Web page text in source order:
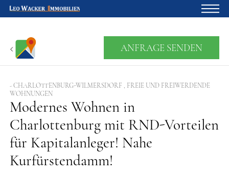
Startseite
Für Eigentümer
Über uns
Blog
Projektentwicklung
Kreditrechner
Kontakte
ANFRAGE SENDEN
- CHARLOTTENBURG-WILMERSDORF , FREIE UND FREIWERDENDE
WOHNUNGEN
Modernes Wohnen in
Charlottenburg mit RND-Vorteilen
für Kapitalanleger! Nahe
Kurfürstendamm!